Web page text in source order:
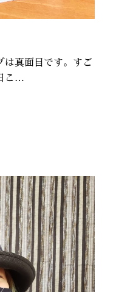
は真面目です。すご
こ…